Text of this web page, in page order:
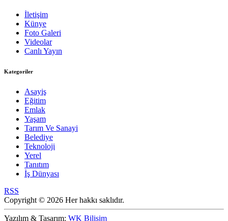
İletişim
Künye
Foto Galeri
Videolar
Canlı Yayın
Kategoriler
Asayiş
Eğitim
Emlak
Yaşam
Tarım Ve Sanayi
Belediye
Teknoloji
Yerel
Tanıtım
İş Dünyası
RSS
Copyright © 2026 Her hakkı saklıdır.
Yazılım & Tasarım: WK Bilişim